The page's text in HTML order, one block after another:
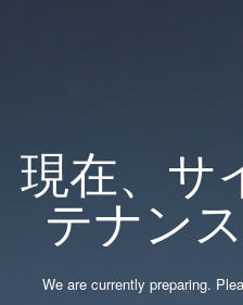
現在、サ
テナン
We are currently preparing.